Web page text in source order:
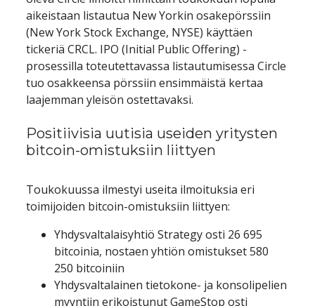
aikeistaan listautua New Yorkin osakepörssiin
(New York Stock Exchange, NYSE) käyttäen
tickeriä CRCL. IPO (Initial Public Offering) -
prosessilla toteutettavassa listautumisessa Circle
tuo osakkeensa pörssiin ensimmäistä kertaa
laajemman yleisön ostettavaksi.
Positiivisia uutisia useiden yritysten
bitcoin-omistuksiin liittyen
Toukokuussa ilmestyi useita ilmoituksia eri
toimijoiden bitcoin-omistuksiin liittyen:
Yhdysvaltalaisyhtiö Strategy osti 26 695
bitcoinia, nostaen yhtiön omistukset 580
250 bitcoiniin
Yhdysvaltalainen tietokone- ja konsolipelien
myyntiin erikoistunut GameStop osti